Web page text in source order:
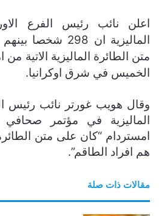
و
ن
ي
ا
اعلن نائب رئيس الفرع
متن الطائرة الماليزية الاتية
الخميس في شرق اوكرانيا.
وقال هويب غورتر نائب رئيس
الماليزية في مؤتمر
هم افراد الطاقم”.
مقالات ذات صلة